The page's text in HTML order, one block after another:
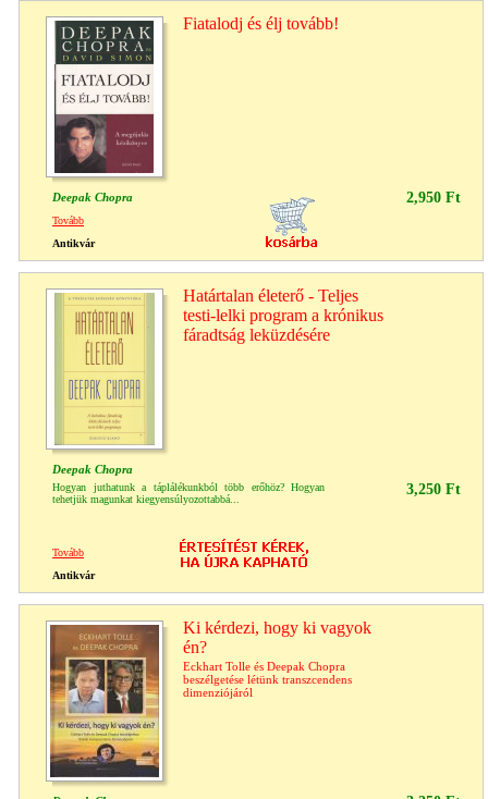
Fiatalodj és élj tovább!
Deepak Chopra 2,950 Ft
Tovább
Antikvár
Határtalan életerő - Teljes
testi-lelki program a krónikus
fáradtság leküzdésére
Deepak Chopra
Hogyan juthatunk a táplálékunkból több erőhöz? Hogyan
tehetjük magunkat kiegyensúlyozottabbá...
3,250 Ft
Tovább
Antikvár
Ki kérdezi, hogy ki vagyok
én?
Eckhart Tolle és Deepak Chopra
beszélgetése létünk transzcendens
dimenziójáról